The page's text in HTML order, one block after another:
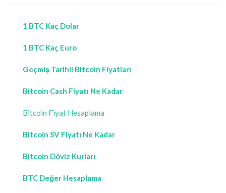
1 BTC Kaç Dolar
1 BTC Kaç Euro
Geçmiş Tarihli Bitcoin Fiyatları
Bitcoin Cash Fiyatı Ne Kadar
Bitcoin Fiyat Hesaplama
Bitcoin SV Fiyatı Ne Kadar
Bitcoin Döviz Kurları
BTC Değer Hesaplama